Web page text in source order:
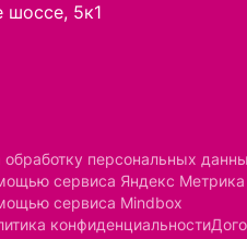
шоссе, 5к1
обработку персональных
сервиса Яндекс Метрика
сервиса Mindbox
конфиденциальности